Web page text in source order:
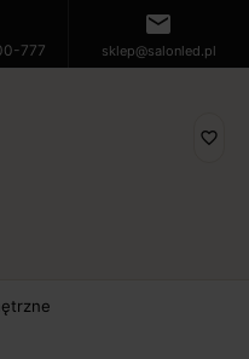
777
mail
sklep@salonled.pl
favorite_border